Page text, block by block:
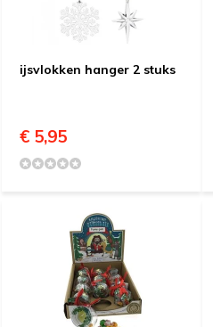
ijsvlokken hanger 2 stuks
€ 5,95